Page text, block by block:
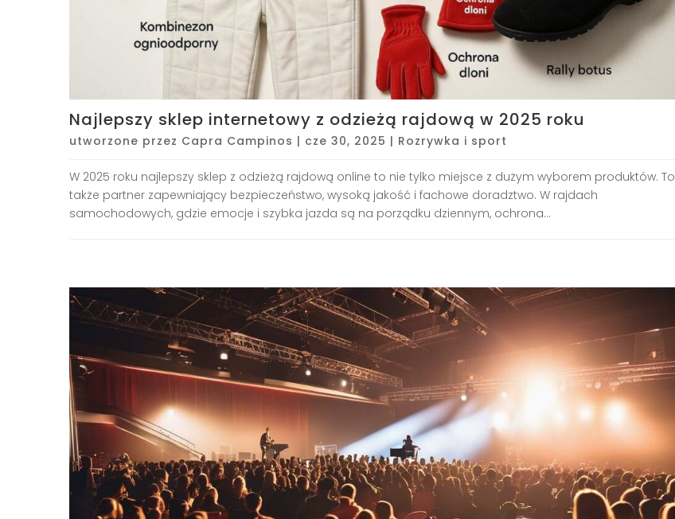
Najlepszy sklep internetowy z odzieżą rajdową w 2025 roku
utworzone przez Capra Campinos | cze 30, 2025 | Rozrywka i sport
W 2025 roku najlepszy sklep z odzieżą rajdową online to nie tylko miejsce z dużym wyborem produktów. To
także partner zapewniający bezpieczeństwo, wysoką jakość i fachowe doradztwo. W rajdach
samochodowych, gdzie emocje i szybka jazda są na porządku dziennym, ochrona...